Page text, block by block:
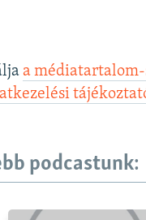
a
podcastunk: